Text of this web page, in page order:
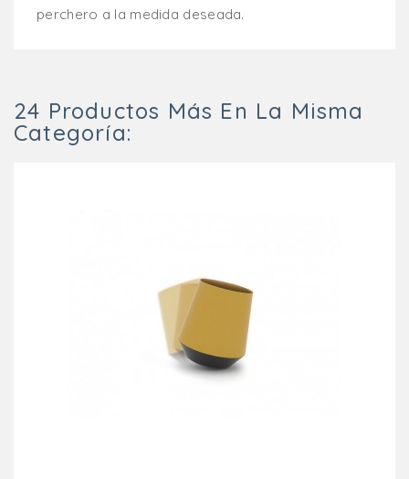
perchero a la medida deseada.
24 Productos Más En La Misma
Categoría: